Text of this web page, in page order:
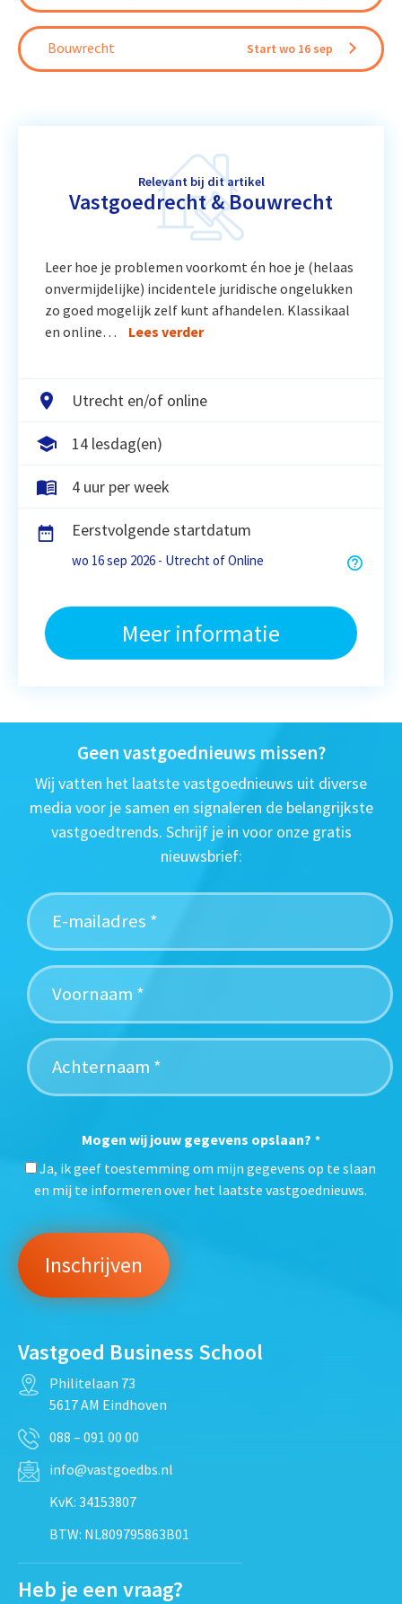
Bouwrecht Start wo 16 sep
Relevant bij dit artikel
Vastgoedrecht & Bouwrecht
Leer hoe je problemen voorkomt én hoe je (helaas
onvermijdelijke) incidentele juridische ongelukken
zo goed mogelijk zelf kunt afhandelen. Klassikaal
en online…
Lees verder
Utrecht en/of online
14 lesdag(en)
4 uur per week
Eerstvolgende startdatum
wo 16 sep 2026 - Utrecht of Online
Meer informatie
Geen vastgoednieuws missen?
Wij vatten het laatste vastgoednieuws uit diverse
media voor je samen en signaleren de belangrijkste
vastgoedtrends. Schrijf je in voor onze gratis
nieuwsbrief:
Mogen wij jouw gegevens opslaan? *
Ja, ik geef toestemming om mijn gegevens op te slaan
en mij te informeren over het laatste vastgoednieuws.
Vastgoed Business School
Philitelaan 73
5617 AM Eindhoven
088 – 091 00 00
info@vastgoedbs.nl
KvK: 34153807
BTW: NL809795863B01
Heb je een vraag?